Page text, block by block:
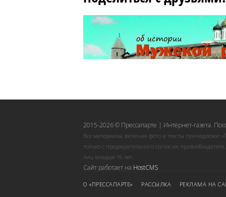
2015-2026 © Прессапарте | Интернет-газета.
Все материалы, включая фото и тексты принадлежат
только с предварительного согласия
лиц младше 16 лет.
Сайт работает на HostCMS
О «ПРЕССАПАРТЕ» РАССЫЛКА РЕКЛАМА НА